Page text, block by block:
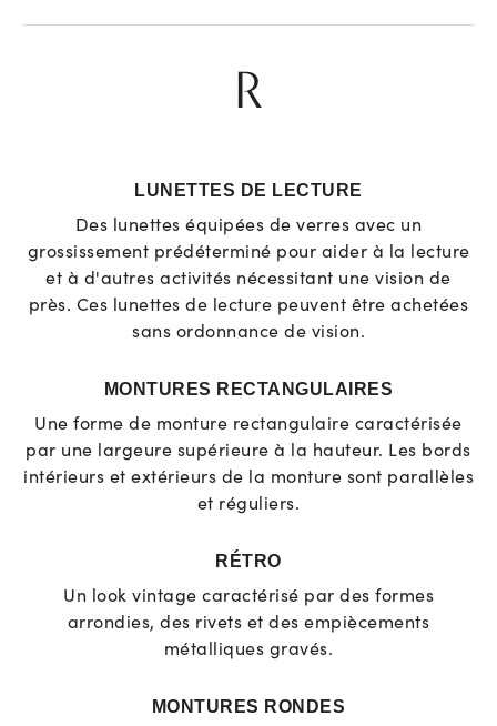
R
LUNETTES DE LECTURE
Des lunettes équipées de verres avec un
grossissement prédéterminé pour aider à la lecture
et à d'autres activités nécessitant une vision de
près. Ces lunettes de lecture peuvent être achetées
sans ordonnance de vision.
MONTURES RECTANGULAIRES
Une forme de monture rectangulaire caractérisée
par une largeure supérieure à la hauteur. Les bords
intérieurs et extérieurs de la monture sont parallèles
et réguliers.
RÉTRO
Un look vintage caractérisé par des formes
arrondies, des rivets et des empiècements
métalliques gravés.
MONTURES RONDES